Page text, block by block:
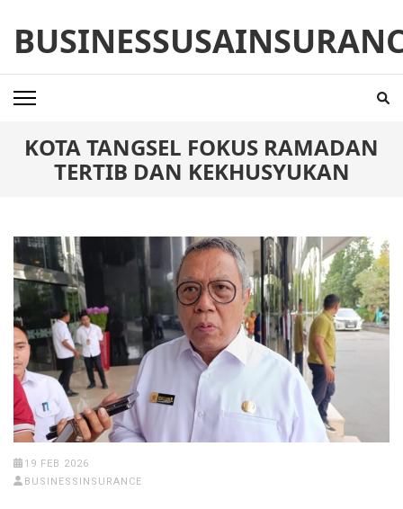
content
(Press
Enter)
KOTA TANGSEL FOKUS RAMADAN
TERTIB DAN KEKHUSYUKAN
19 FEB 2026
BUSINESSINSURANCE